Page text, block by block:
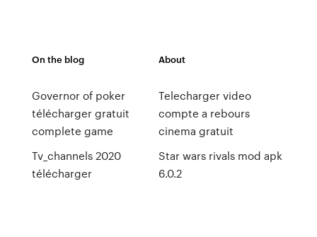
On the blog
Governor of poker
télécharger gratuit
complete game
Tv_channels 2020
télécharger
About
Telecharger video
compte a rebours
cinema gratuit
Star wars rivals mod apk
6.0.2